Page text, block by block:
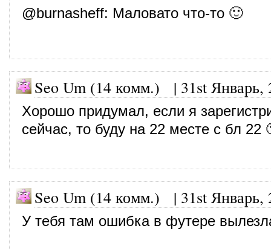
@burnasheff: Маловато что-то 🙂
Seo Um (14 комм.) | 31st Январь,
Хорошо придумал, если я
сейчас, то буду на 22 месте с бл 22
Seo Um (14 комм.) | 31st Январь,
У тебя там ошибка в футере